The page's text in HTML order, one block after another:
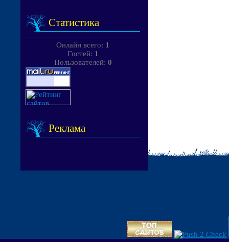
Статистика
Онлайн всего: 1
Гостей: 1
Пользователей: 0
Реклама